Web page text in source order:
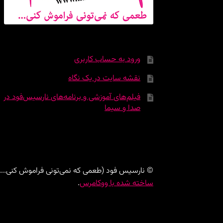
ورود به حساب کاربری
نقشه سایت در یک نگاه
فیلم‌های آموزشی و برنامه‌های نارسیس‌فود در
صدا و سیما
© نارسیس فود (طعمی که نمی‌تونی فراموش کنی...)
ساخته شده با ووکامرس.